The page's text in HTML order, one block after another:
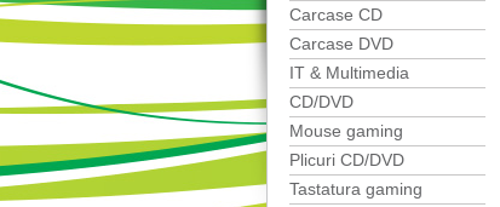
Carcase CD
Carcase DVD
IT & Multimedia
CD/DVD
Mouse gaming
Plicuri CD/DVD
Tastatura gaming